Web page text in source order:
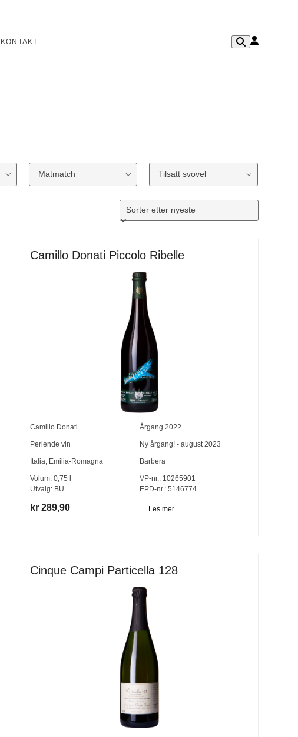
KONTAKT
Matmatch Tilsatt svovel
Camillo Donati Piccolo Ribelle
Camillo Donati Årgang 2022
Perlende vin Ny årgang! - august 2023
Italia, Emilia-Romagna Barbera
Volum: 0,75
Utvalg: BU
VP-nr.:10265901
EPD-nr.: 5146774
kr 289,90 Les mer
Cinque Campi Particella 128